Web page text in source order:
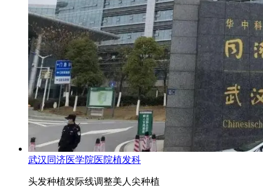
武汉同济医学院医院植发科
头发种植发际线调整美人尖种植